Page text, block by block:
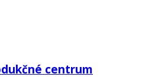
centrum